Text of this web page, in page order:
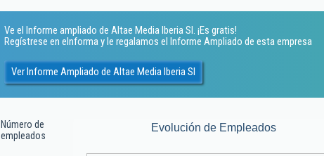
Ve el Informe ampliado de Altae Media Iberia Sl. ¡Es gratis!
Regístrese en eInforma y le regalamos el Informe Ampliado de esta empresa
Ver Informe Ampliado de Altae Media Iberia Sl
Número de
empleados
Evolución de Empleados